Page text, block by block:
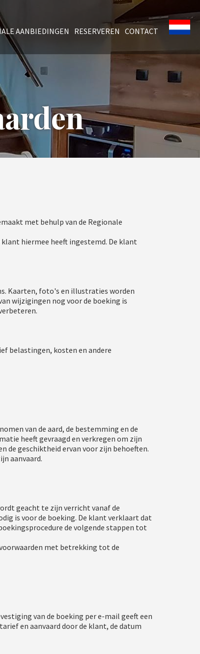
AANBIEDINGEN RESERVEREN CONTACT
met behulp van de Regionale
hiermee heeft ingestemd. De klant
Kaarten, foto's en illustraties worden
wijzigingen nog voor de boeking is
belastingen, kosten en andere
van de aard, de bestemming en de
heeft gevraagd en verkregen om zijn
de geschiktheid ervan voor zijn behoeften.
aanvaard.
geacht te zijn verricht vanaf de
is voor de boeking. De klant verklaart dat
de volgende stappen tot
met betrekking tot de
van de boeking per e-mail geeft een
en aanvaard door de klant, de datum